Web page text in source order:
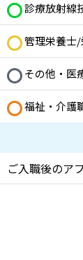
診療放射線
管理栄養士/
その他・医
福祉・介護
ご入職後のア